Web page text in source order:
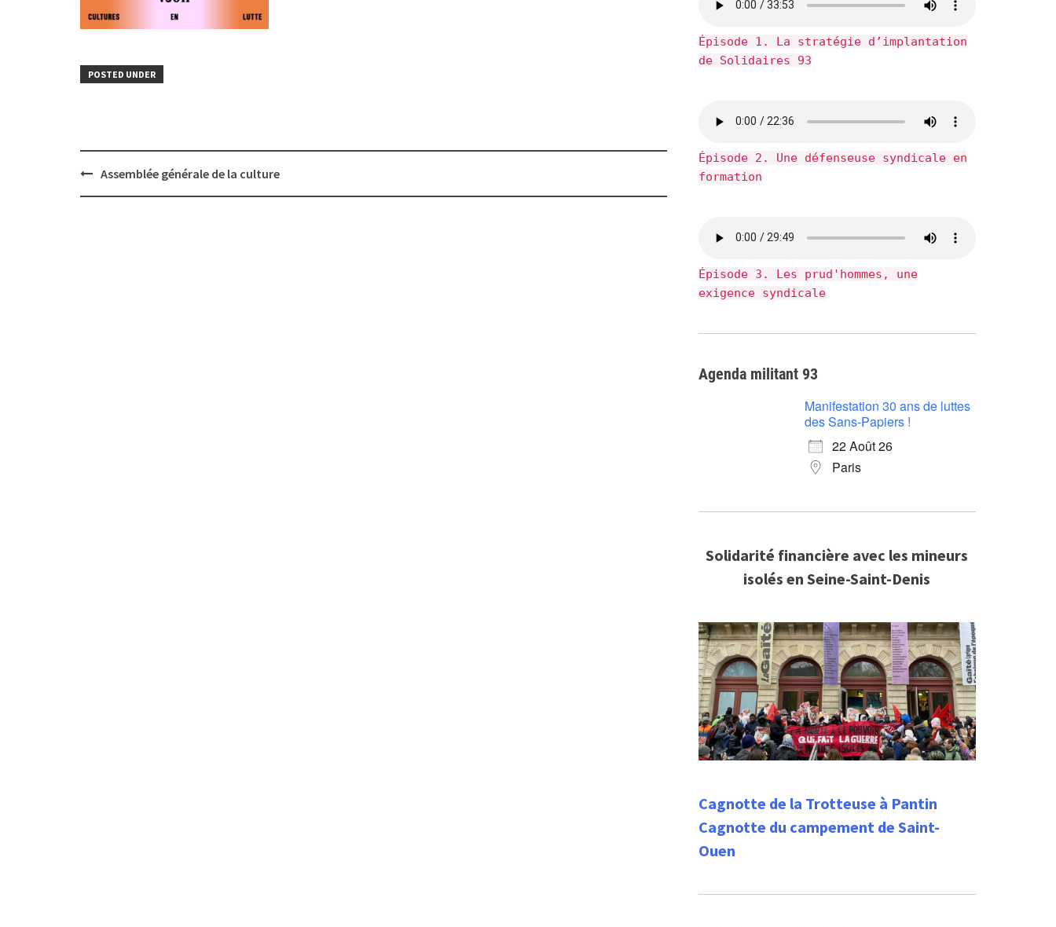
POSTED UNDER
PostAssemblée générale de la culture
Épisode 1. La stratégie d’implantation
de Solidaires 93
Épisode 2. Une défenseuse syndicale en
formation
Épisode 3. Les prud'hommes, une
exigence syndicale
Agenda militant 93
Manifestation 30 ans de luttes
des Sans-Papiers !
22 Août 26
Paris
Solidarité financière avec les mineurs
isolés en Seine-Saint-Denis
Cagnotte de la Trotteuse à Pantin
Cagnotte du campement de Saint-
Ouen